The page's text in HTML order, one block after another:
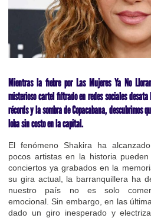
Mientras la fiebre por Las Mujeres Ya No
misterioso cartel filtrado en redes sociales
récords y la sombra de Copacabana, descubrimos
loba sin costo en la capital.
El fenómeno Shakira ha
pocos artistas en la historia
conciertos ya grabados en la
su gira actual, la barranquillera ha
nuestro país no es solo
emocional. Sin embargo, en las
dado un giro inesperado y